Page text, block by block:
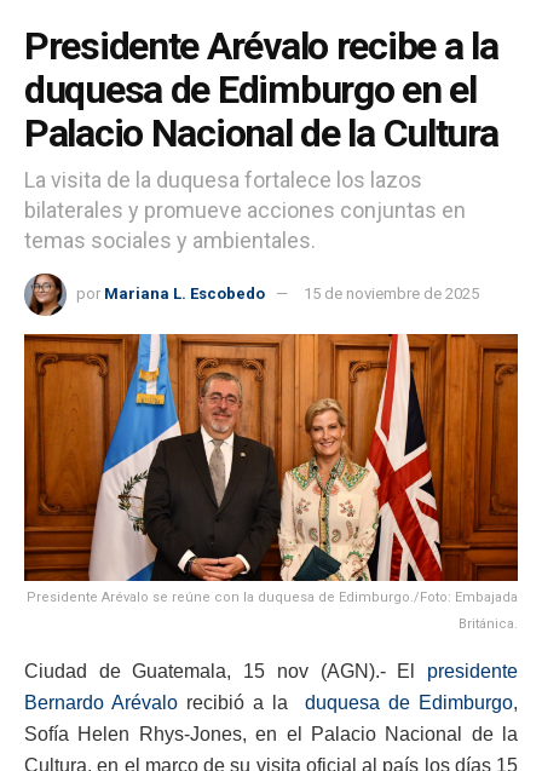
Presidente Arévalo recibe a la
duquesa de Edimburgo en el
Palacio Nacional de la Cultura
La visita de la duquesa fortalece los lazos
bilaterales y promueve acciones conjuntas en
temas sociales y ambientales.
por Mariana L. Escobedo 15 de noviembre de 2025
Presidente Arévalo se reúne con la duquesa de Edimburgo./Foto: Embajada
Británica.
Ciudad de Guatemala, 15 nov (AGN).- El presidente
Bernardo Arévalo recibió a la duquesa de Edimburgo,
Sofía Helen Rhys-Jones, en el Palacio Nacional de la
Cultura, en el marco de su visita oficial al país los días 15